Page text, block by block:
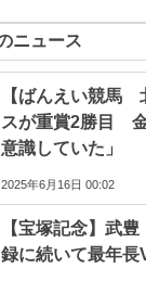
ニュース
【ばんえい競馬
スが重賞2勝目
意識していた」
2025年6月16日 00:02
【宝塚記念】武
録に続いて最年長